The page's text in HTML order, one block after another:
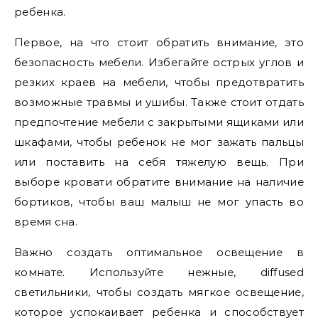
ребенка.
Первое, на что стоит обратить внимание, это
безопасность мебели. Избегайте острых углов и
резких краев на мебели, чтобы предотвратить
возможные травмы и ушибы. Также стоит отдать
предпочтение мебели с закрытыми ящиками или
шкафами, чтобы ребенок не мог зажать пальцы
или поставить на себя тяжелую вещь. При
выборе кровати обратите внимание на наличие
бортиков, чтобы ваш малыш не мог упасть во
время сна.
Важно создать оптимальное освещение в
комнате. Используйте нежные, diffused
светильники, чтобы создать мягкое освещение,
которое успокаивает ребенка и способствует